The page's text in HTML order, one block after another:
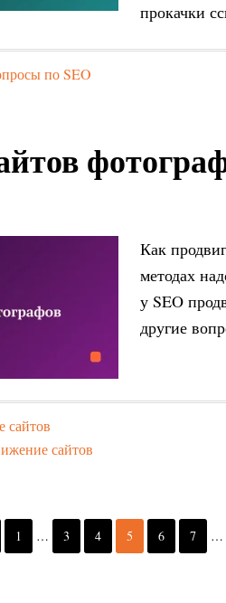
прокачки
по SEO
Как
методах
у SEO
другие
сайтов
сайтов
1 … 3 4 5 6 7 …